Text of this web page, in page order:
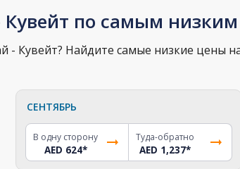
по самым
Кувейт? Найдите самые низкие цены
СЕНТЯБРЬ
В одну сторону
AED 624*
Туда-обратно
AED 1,237*